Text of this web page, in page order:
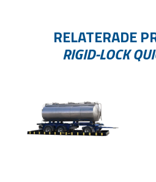
RELATERADE
RIGID-LOCK